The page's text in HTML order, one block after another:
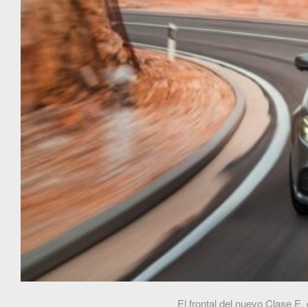
El frontal del nuevo Clase